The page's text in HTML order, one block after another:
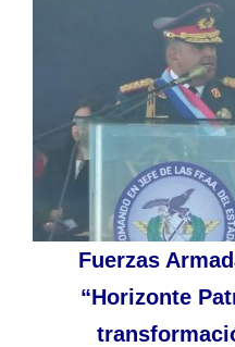
Fuerzas
“Horizonte